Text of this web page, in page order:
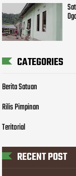
CATEGORIES
Berita Satuan
Rilis Pimpinan
Teritorial
RECENT POST